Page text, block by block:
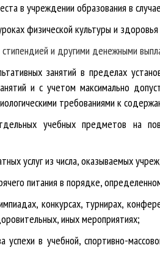
в учреждении образования в
физической культуры и
стипендией и другими денежными
занятий в пределах
и с учетом максимально
требованиями к
учебных предметов на
услуг из числа, оказываемых
питания в порядке,
конкурсах, турнирах,
иных мероприятиях;
успехи в учебной, спортивно-